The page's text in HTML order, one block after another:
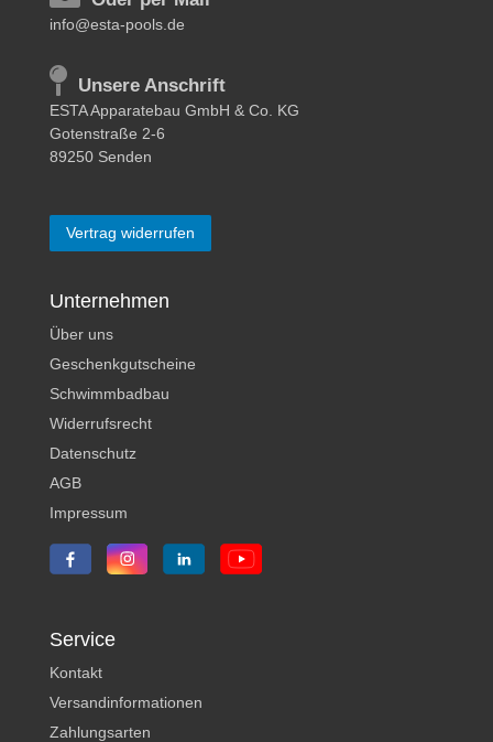
info@esta-pools.de
Unsere Anschrift
ESTA Apparatebau GmbH & Co. KG
Gotenstraße 2-6
89250 Senden
Vertrag widerrufen
Unternehmen
Über uns
Geschenkgutscheine
Schwimmbadbau
Widerrufsrecht
Datenschutz
AGB
Impressum
Service
Kontakt
Versandinformationen
Zahlungsarten